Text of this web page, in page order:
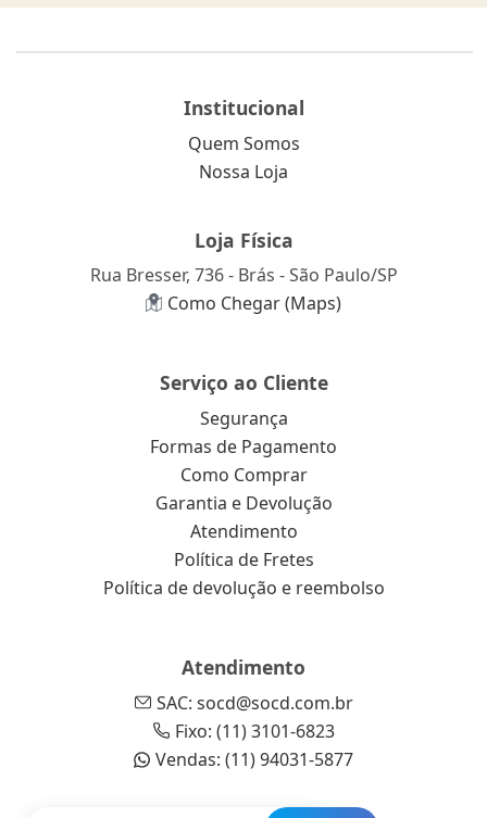
Institucional
Quem Somos
Nossa Loja
Loja Física
Rua Bresser, 736 - Brás - São Paulo/SP
Como Chegar (Maps)
Serviço ao Cliente
Segurança
Formas de Pagamento
Como Comprar
Garantia e Devolução
Atendimento
Política de Fretes
Política de devolução e reembolso
Atendimento
SAC: socd@socd.com.br
Fixo: (11) 3101-6823
Vendas: (11) 94031-5877